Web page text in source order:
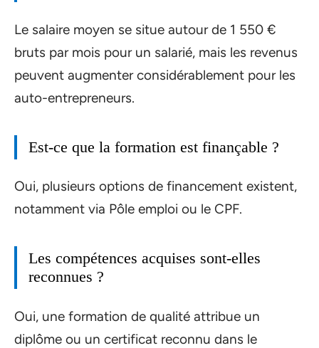
Le salaire moyen se situe autour de 1 550 €
bruts par mois pour un salarié, mais les revenus
peuvent augmenter considérablement pour les
auto-entrepreneurs.
Est-ce que la formation est finançable ?
Oui, plusieurs options de financement existent,
notamment via Pôle emploi ou le CPF.
Les compétences acquises sont-elles
reconnues ?
Oui, une formation de qualité attribue un
diplôme ou un certificat reconnu dans le